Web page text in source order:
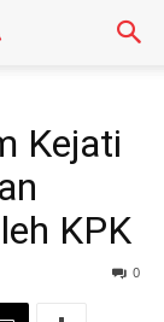
Kejati
KPK
0